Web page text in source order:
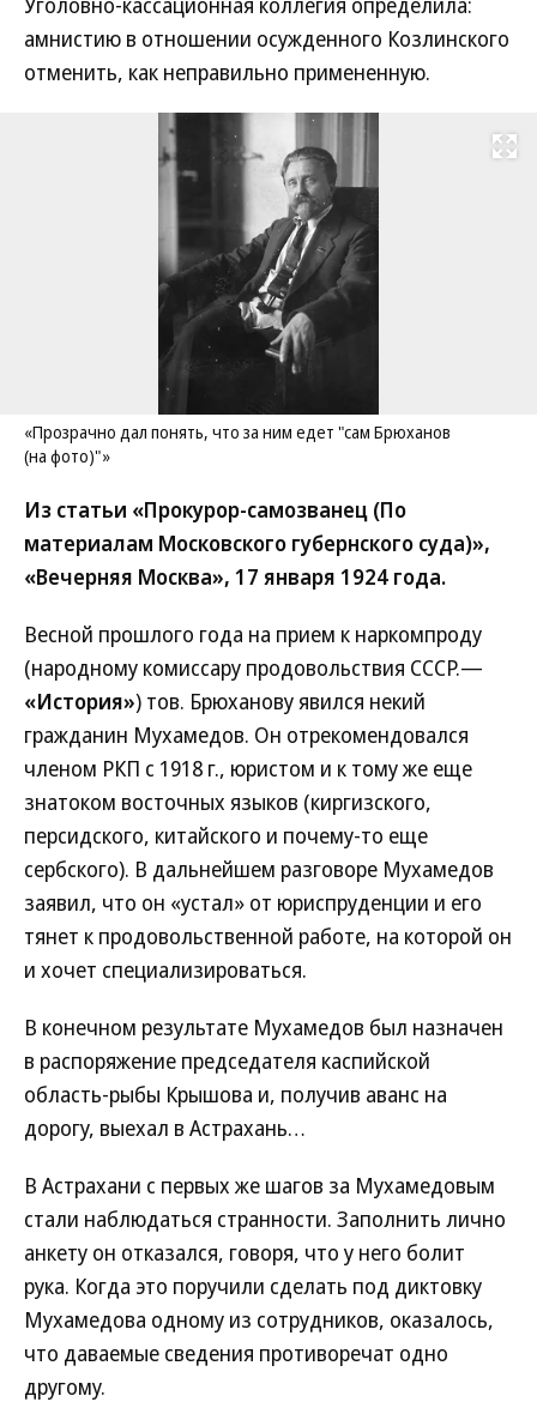
амнистию в отношении осужденного Козлинского
отменить, как неправильно примененную.
Развернуть
«Прозрачно дал понять, что за ним едет "сам Брюханов
(на фото)"»
Из статьи «Прокурор-самозванец (По
материалам Московского губернского суда)»,
«Вечерняя Москва», 17 января 1924 года.
Весной прошлого года на прием к наркомпроду
(народному комиссару продовольствия СССР.—
«История») тов. Брюханову явился некий
гражданин Мухамедов. Он отрекомендовался
членом РКП с 1918 г., юристом и к тому же еще
знатоком восточных языков (киргизского,
персидского, китайского и почему-то еще
сербского). В дальнейшем разговоре Мухамедов
заявил, что он «устал» от юриспруденции и его
тянет к продовольственной работе, на которой он
и хочет специализироваться.
В конечном результате Мухамедов был назначен
в распоряжение председателя каспийской
область-рыбы Крышова и, получив аванс на
дорогу, выехал в Астрахань…
В Астрахани с первых же шагов за Мухамедовым
стали наблюдаться странности. Заполнить лично
анкету он отказался, говоря, что у него болит
рука. Когда это поручили сделать под диктовку
Мухамедова одному из сотрудников, оказалось,
что даваемые сведения противоречат одно
другому.